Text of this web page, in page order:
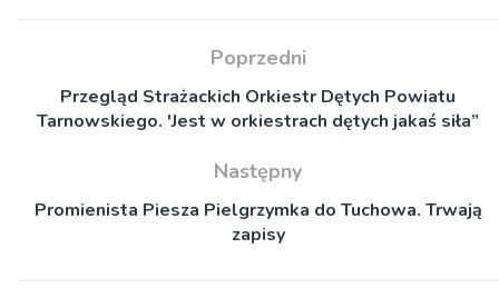
Poprzedni
Przegląd Strażackich Orkiestr Dętych Powiatu
Tarnowskiego. 'Jest w orkiestrach dętych jakaś siła”
Następny
Promienista Piesza Pielgrzymka do Tuchowa. Trwają
zapisy